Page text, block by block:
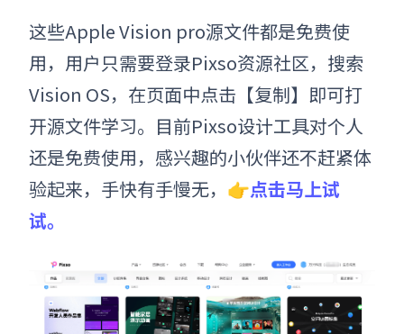
这些Apple Vision pro源文件都是免费使
用，用户只需要登录Pixso资源社区，搜索
Vision OS，在页面中点击【复制】即可打
开源文件学习。目前Pixso设计工具对个人
还是免费使用，感兴趣的小伙伴还不赶紧体
验起来，手快有手慢无， 👉点击马上试
试。